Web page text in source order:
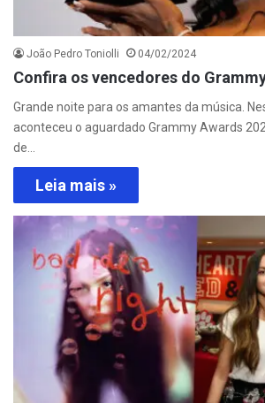
João Pedro Toniolli 04/02/2024
Confira os vencedores do
Grande noite para os amantes da música.
aconteceu o aguardado Grammy Awards
de…
Leia mais »